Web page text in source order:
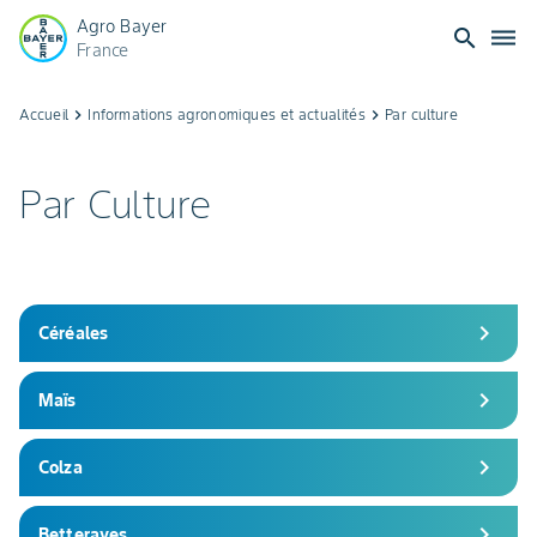
Agro Bayer
France
search dehaze
Informations
et
par
culture
Accueil keyboard_arrow_right Informations agronomiques et actualités keyboard_arrow_right Par culture
Par Culture
Céréales chevron_right
Maïs chevron_right
Colza chevron_right